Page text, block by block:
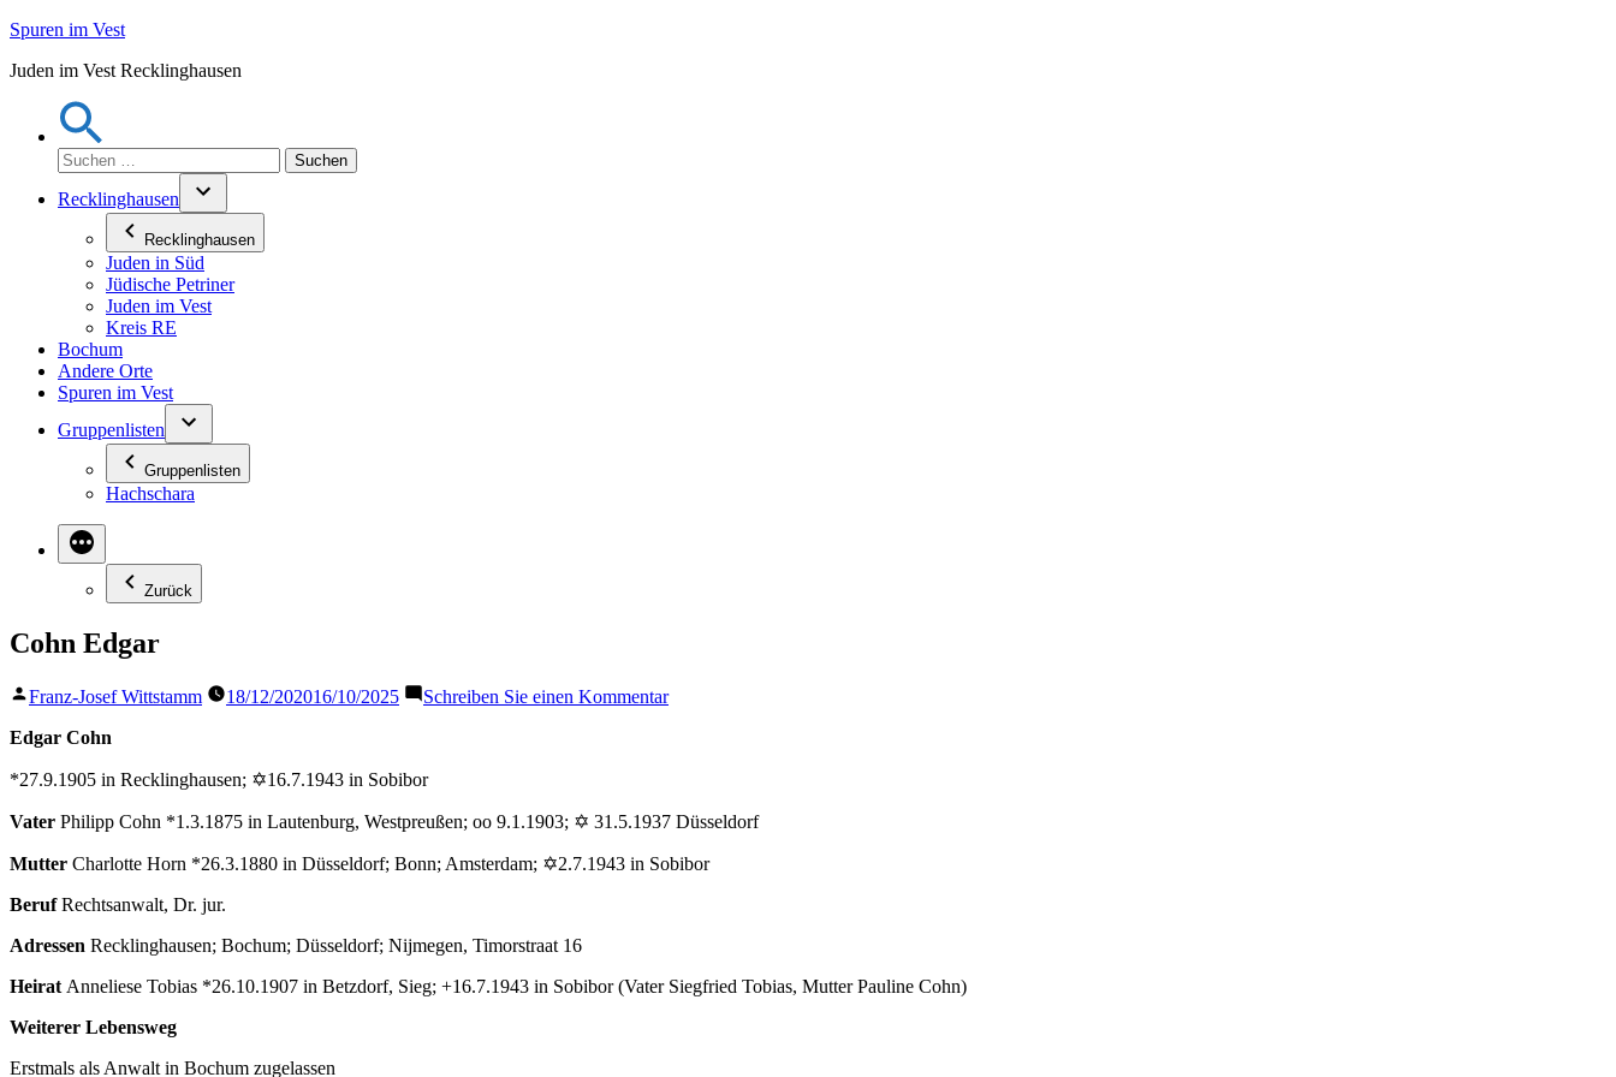
Zum
springen
Spuren im Vest
Juden im Vest Recklinghausen
Suchen
nach:
Recklinghausen
Recklinghausen
Juden in Süd
Jüdische Petriner
Juden im Vest
Kreis RE
Bochum
Andere Orte
Spuren im Vest
Gruppenlisten
Gruppenlisten
Hachschara
Zurück
Cohn Edgar
Veröffentlicht
Franz-Josef Wittstamm 18/12/202016/10/2025 Schreiben Sie einen Kommentarzu
Edgar Cohn
*27.9.1905 in Recklinghausen; ✡16.7.1943 in Sobibor
Vater Philipp Cohn *1.3.1875 in Lautenburg, Westpreußen; oo 9.1.1903; ✡ 31.5.1937 Düsseldorf
Mutter Charlotte Horn *26.3.1880 in Düsseldorf; Bonn; Amsterdam; ✡2.7.1943 in Sobibor
BerufRechtsanwalt, Dr. jur.
Adressen Recklinghausen; Bochum; Düsseldorf; Nijmegen, Timorstraat 16
Heirat Anneliese Tobias *26.10.1907 in Betzdorf, Sieg; +16.7.1943 in Sobibor (Vater Siegfried Tobias, Mutter Pauline Cohn)
Weiterer Lebensweg
Erstmals als Anwalt in Bochum zugelassen